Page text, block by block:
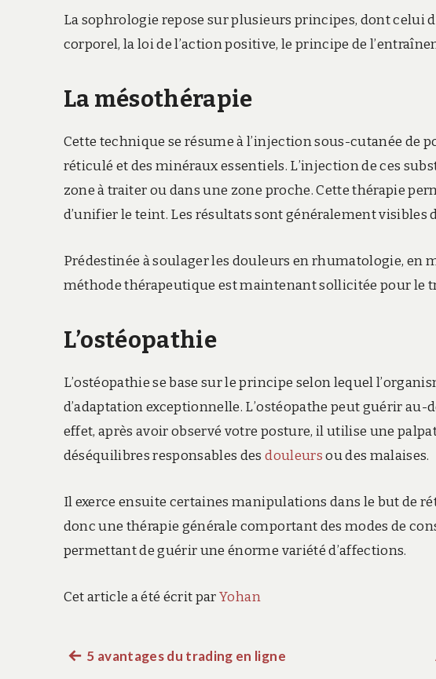
La sophrologie repose sur plusieurs principes, dont celui
corporel, la loi de l’action positive, le principe de
La mésothérapie
Cette technique se résume à l’injection sous-cutanée de
réticulé et des minéraux essentiels. L’injection de ces
zone à traiter ou dans une zone proche. Cette thérapie
d’unifier le teint. Les résultats sont généralement visibles
Prédestinée à soulager les douleurs en rhumatologie, en
méthode thérapeutique est maintenant sollicitée pour le
L’ostéopathie
L’ostéopathie se base sur le principe selon lequel
d’adaptation exceptionnelle. L’ostéopathe peut guérir
effet, après avoir observé votre posture, il utilise une
déséquilibres responsables desdouleursou des malaises.
Il exerce ensuite certaines manipulations dans le but de
donc une thérapie générale comportant des modes de
permettant de guérir une énorme variété d’affections.
Cet article a été écrit parYohan
Navigation
Article
5 avantages du trading en ligne